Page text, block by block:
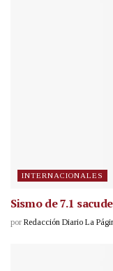
INTERNACIONALES
Sismo de 7.1
por Redacción Diario La